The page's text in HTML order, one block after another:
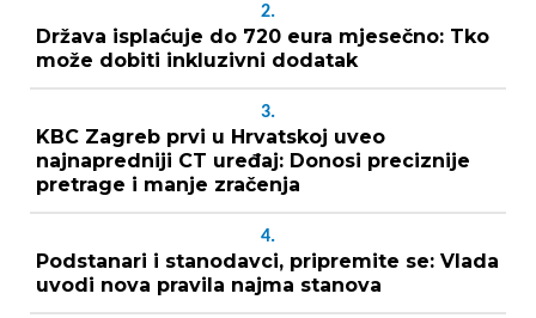
2.
Država isplaćuje do 720 eura mjesečno: Tko
može dobiti inkluzivni dodatak
3.
KBC Zagreb prvi u Hrvatskoj uveo
najnapredniji CT uređaj: Donosi preciznije
pretrage i manje zračenja
4.
Podstanari i stanodavci, pripremite se: Vlada
uvodi nova pravila najma stanova